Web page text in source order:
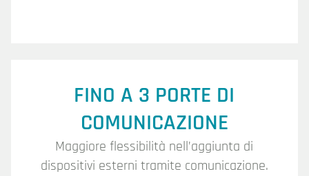
FINO A 3 PORTE DI
COMUNICAZIONE
Maggiore flessibilità nell’aggiunta di
dispositivi esterni tramite comunicazione.